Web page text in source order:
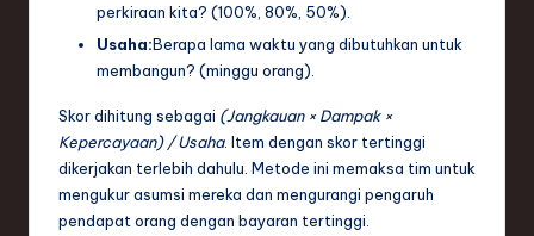
perkiraan kita? (100%, 80%, 50%).
Usaha:Berapa lama waktu yang dibutuhkan untuk
membangun? (minggu orang).
Skor dihitung sebagai (Jangkauan × Dampak ×
Kepercayaan) / Usaha. Item dengan skor tertinggi
dikerjakan terlebih dahulu. Metode ini memaksa tim untuk
mengukur asumsi mereka dan mengurangi pengaruh
pendapat orang dengan bayaran tertinggi.